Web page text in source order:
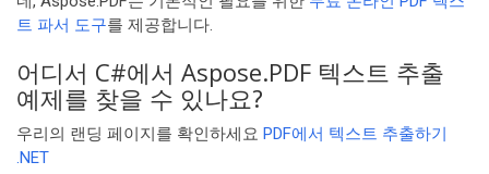
트 파서 도구를 제공합니다.
어디서 C#에서 Aspose.PDF 텍스트 추출
예제를 찾을 수 있나요?
우리의 랜딩 페이지를 확인하세요 PDF에서 텍스트 추출하기
.NET